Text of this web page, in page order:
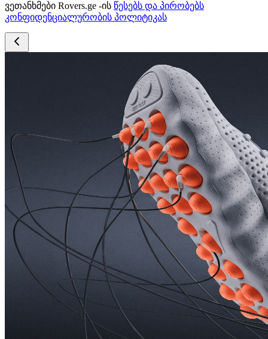
ვეთანხმები Rovers.ge -ის წესებს და პირობებს
კონფიდენციალურობის პოლიტიკას